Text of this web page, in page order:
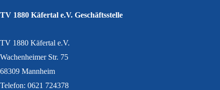
TV 1880 Käfertal e.V. Geschäftsstelle
TV 1880 Käfertal e.V.
Wachenheimer Str. 75
68309 Mannheim
Telefon: 0621 724378